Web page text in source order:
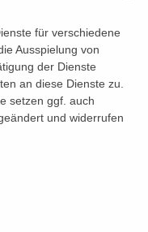
7a, Unit 5, Top 101-
Maps)
für verschiedene
Ausspielung von
der Dienste
an diese Dienste zu.
setzen ggf. auch
und widerrufen